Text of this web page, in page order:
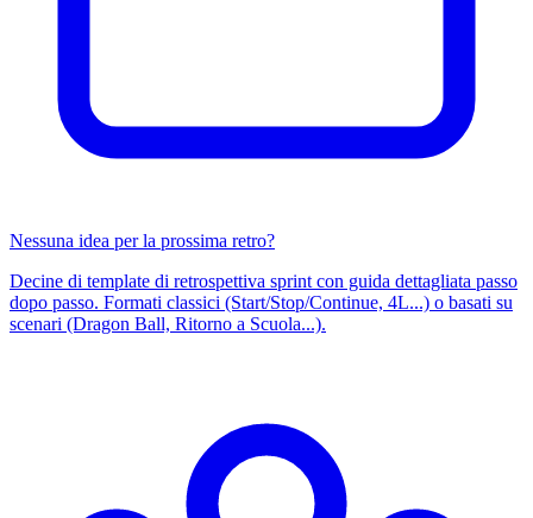
Nessuna idea per la prossima retro?
Decine di template di retrospettiva sprint con guida dettagliata passo
dopo passo. Formati classici (Start/Stop/Continue, 4L...) o basati su
scenari (Dragon Ball, Ritorno a Scuola...).